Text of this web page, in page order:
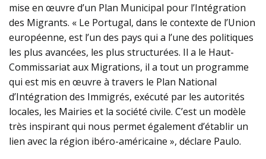
mise en œuvre d’un Plan Municipal pour l’Intégration
des Migrants. « Le Portugal, dans le contexte de l’Union
européenne, est l’un des pays qui a l’une des politiques
les plus avancées, les plus structurées. Il a le Haut-
Commissariat aux Migrations, il a tout un programme
qui est mis en œuvre à travers le Plan National
d’Intégration des Immigrés, exécuté par les autorités
locales, les Mairies et la société civile. C’est un modèle
très inspirant qui nous permet également d’établir un
lien avec la région ibéro-américaine », déclare Paulo.